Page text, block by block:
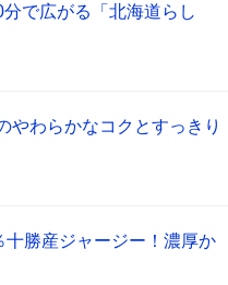
で広がる「北海道らし
やわらかなコクとすっきり
十勝産ジャージー！濃厚か